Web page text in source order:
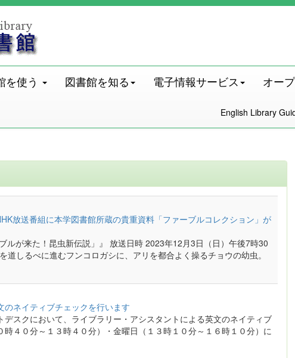
を使う 図書館を知る 電子情報サービス オー
English Library
放送番組に本学図書館所蔵の貴重資料「ファーブルコレクション」が
ルが来た！昆虫新伝説」』 放送日時 2023年12月3日（日）午後7時30
道しるべに進むフンコロガシに、アリを都合よく操るチョウの幼虫。
ネイティブチェックを行います
スクにおいて、ライブラリー・アシスタントによる英文のネイティブ
４０分～１３時４０分）・金曜日（１３時１０分～１６時１０分）に